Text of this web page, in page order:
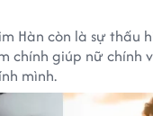
Hàn còn là sự thấu
chính giúp nữ chính
mình.